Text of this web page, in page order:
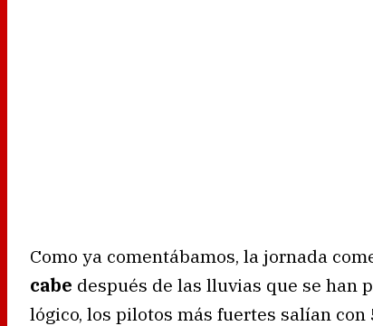
Como ya comentábamos, la jornada
cabe después de las lluvias que se han
lógico, los pilotos más fuertes salían